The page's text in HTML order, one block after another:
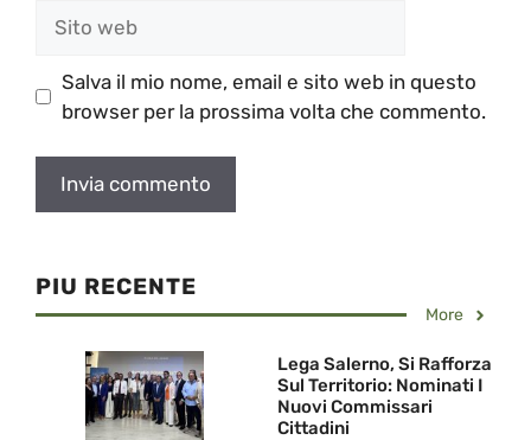
web
Salva il mio nome, email e sito web in questo
browser per la prossima volta che commento.
PIU RECENTE
More
Lega Salerno, Si Rafforza
Sul Territorio: Nominati I
Nuovi Commissari
Cittadini